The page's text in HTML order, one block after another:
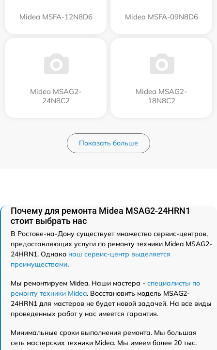
Midea MSFA-12N8D6 Midea MSFA-09N8D6
Midea MSAG2-
24N8C2
Midea MSAG2-
18N8C2
Показать больше
Почему для ремонта Midea MSAG2-24HRN1
стоит выбрать нас
В Ростове-на-Дону существует множество сервис-центров,
предоставляющих услуги по ремонту техники Midea MSAG2-
24HRN1. Однако наш сервис-центр выделяется
преимуществами.
Мы ремонтируем Midea. Наши мастера - специалисты по
ремонту техники Midea. Восстановить модель MSAG2-
24HRN1 для мастеров не будет новой задачей. На все виды
проведенных работ у нас имеется гарантия.
Минимальные сроки выполнения ремонта. Мы большая
сеть мастерских техники Midea. Мы имеем более 20 тыс.